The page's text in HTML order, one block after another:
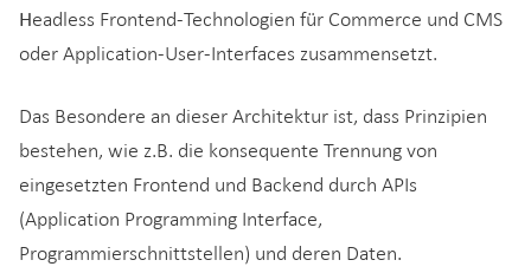
Headless Frontend-Technologien für Commerce und CMS
oder Application-User-Interfaces zusammensetzt.
Das Besondere an dieser Architektur ist, dass Prinzipien
bestehen, wie z.B. die konsequente Trennung von
eingesetzten Frontend und Backend durch APIs
(Application Programming Interface,
Programmierschnittstellen) und deren Daten.